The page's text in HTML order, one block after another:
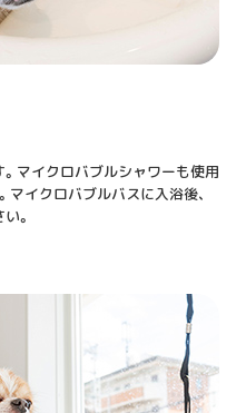
マイクロバブルシャワーも使用
マイクロバブルバスに入浴後、
。